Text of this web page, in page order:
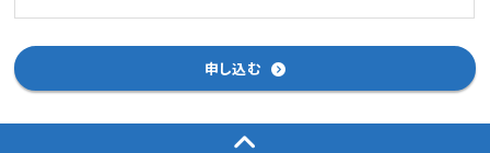
申し込む